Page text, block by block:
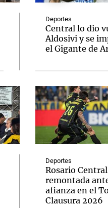
Deportes
Central lo dio
Aldosivi y se
el Gigante de
Deportes
Rosario
remontada
afianza en el
Clausura 2026
El huracán de Arequito